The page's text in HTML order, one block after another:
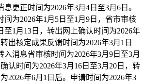
更正时间为2026年3月4日至3月6日。
间为2026年1月5日至1月9日，省市审核
至1月13日，转出网上确认时间为2026年
出核定成果反馈时间为2026年3月1日
入消息省审核时间为2026年3月9日至3月
认时间为2026年3月16日至3月20日，转
2026年6月1日后。申请时间为2026年3